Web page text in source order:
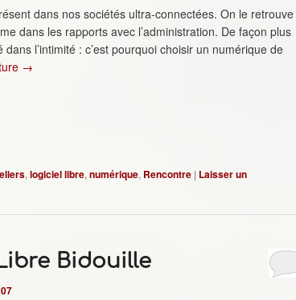
dans nos sociétés ultra-connectées. On le retrouve
dans les rapports avec l’administration. De façon plus
l’intimité : c’est pourquoi choisir un numérique de
→
, logiciel libre, numérique, Rencontre | Laisser un
Bidouille